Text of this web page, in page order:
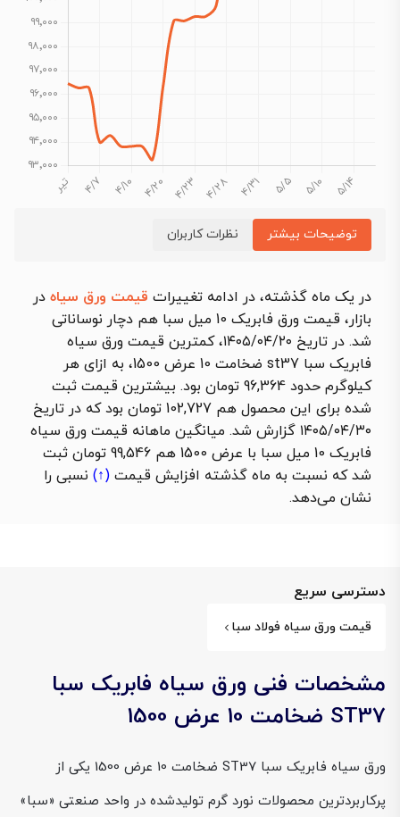
توضیحات بیشتر نظرات کاربران
در یک ماه گذشته، در ادامه تغییرات قیمت ورق سیاه در
بازار، قیمت ورق فابریک 10 میل سبا هم دچار نوساناتی
شد. در تاریخ ۱۴۰۵/۰۴/۲۰، کمترین قیمت ورق سیاه
فابریک سبا st37 ضخامت 10 عرض 1500، به ازای هر
کیلوگرم حدود 96,364 تومان بود. بیشترین قیمت ثبت
شده برای این محصول هم 102,727 تومان بود که در تاریخ
۱۴۰۵/۰۴/۳۰ گزارش شد. میانگین ماهانه قیمت ورق سیاه
فابریک 10 میل سبا با عرض 1500 هم 99,546 تومان ثبت
شد که نسبت به ماه گذشته افزایش قیمت (↑) نسبی را
نشان می‌دهد.
دسترسی سریع
قیمت ورق سیاه فولاد سبا
مشخصات فنی ورق سیاه فابریک سبا
ST37 ضخامت 10 عرض 1500
ورق سیاه فابریک سبا ST37 ضخامت 10 عرض 1500 یکی از
پرکاربردترین محصولات نورد گرم تولیدشده در واحد صنعتی «سبا»